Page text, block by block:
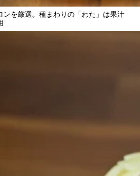
ンを厳選。種まわりの「わた」は果汁